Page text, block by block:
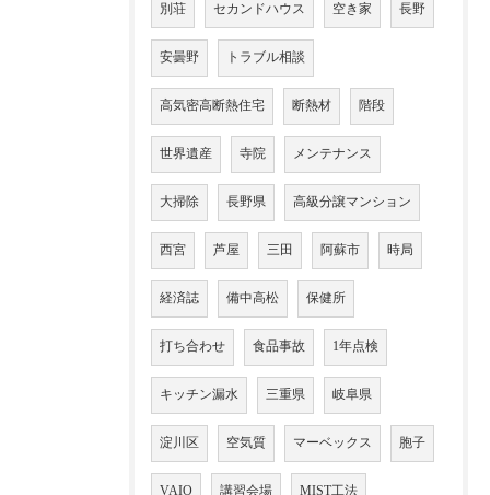
別荘 セカンドハウス 空き家 長野
安曇野 トラブル相談
高気密高断熱住宅 断熱材 階段
世界遺産 寺院 メンテナンス
大掃除 長野県 高級分譲マンション
西宮 芦屋 三田 阿蘇市 時局
経済誌 備中高松 保健所
打ち合わせ 食品事故 1年点検
キッチン漏水 三重県 岐阜県
淀川区 空気質 マーベックス 胞子
VAIO 講習会場 MIST工法